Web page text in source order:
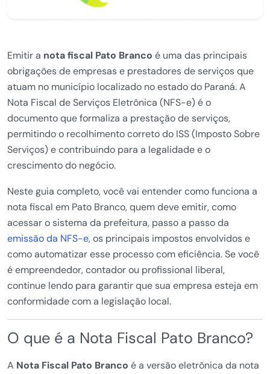
Emitir a nota fiscal Pato Branco é uma das principais
obrigações de empresas e prestadores de serviços que
atuam no município localizado no estado do Paraná. A
Nota Fiscal de Serviços Eletrônica (NFS-e) é o
documento que formaliza a prestação de serviços,
permitindo o recolhimento correto do ISS (Imposto Sobre
Serviços) e contribuindo para a legalidade e o
crescimento do negócio.
Neste guia completo, você vai entender como funciona a
nota fiscal em Pato Branco, quem deve emitir, como
acessar o sistema da prefeitura, passo a passo da
emissão da NFS-e, os principais impostos envolvidos e
como automatizar esse processo com eficiência. Se você
é empreendedor, contador ou profissional liberal,
continue lendo para garantir que sua empresa esteja em
conformidade com a legislação local.
O que é a Nota Fiscal Pato Branco?
A Nota Fiscal Pato Branco é a versão eletrônica da nota